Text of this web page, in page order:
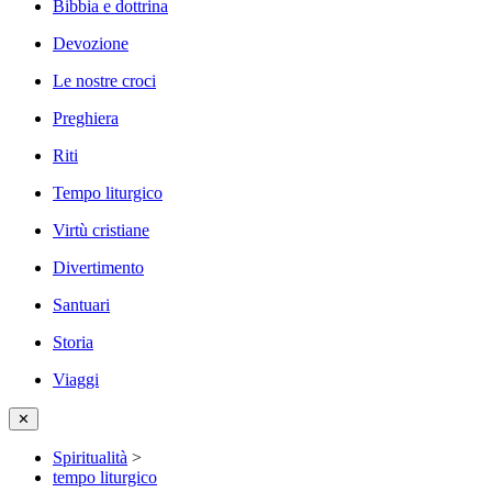
Bibbia e dottrina
Devozione
Le nostre croci
Preghiera
Riti
Tempo liturgico
Virtù cristiane
Divertimento
Santuari
Storia
Viaggi
✕
Spiritualità >
tempo liturgico